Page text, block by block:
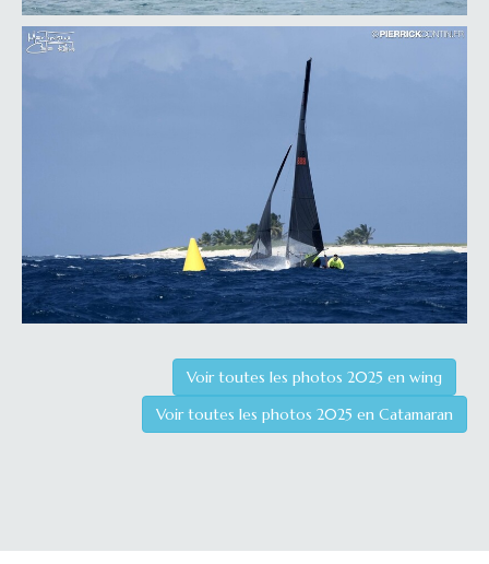
Voir toutes les photos 2025 en wing
Voir toutes les photos 2025 en Catamaran